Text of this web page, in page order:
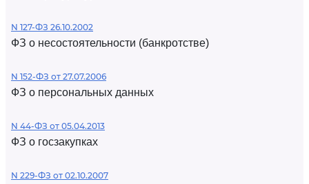
N 127-ФЗ 26.10.2002
ФЗ о несостоятельности (банкротстве)
N 152-ФЗ от 27.07.2006
ФЗ о персональных данных
N 44-ФЗ от 05.04.2013
ФЗ о госзакупках
N 229-ФЗ от 02.10.2007